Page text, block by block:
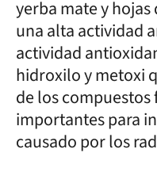
yerba mate y
una alta actividad
actividad
hidroxilo y metoxi
de los
importantes para
causado por los